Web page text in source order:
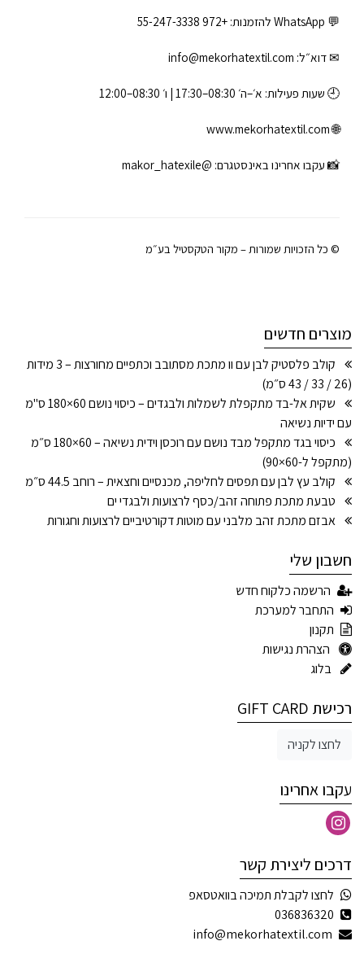
💬 WhatsApp להזמנות: +972 55-247-3338
✉ דוא״ל: info@mekorhatextil.com
🕘 שעות פעילות: א׳–ה׳ 08:30–17:30 | ו׳ 08:30–12:00
🌐
www.mekorhatextil.com
📸 עקבו אחרינו באינסטגרם: @makor_hatexile
© כל הזכויות שמורות – מקור הטקסטיל בע״מ
מוצרים חדשים
קולב פלסטיק לבן עם וו מתכת מסתובב וכתפיים מחורצות – 3 מידות
(26 / 33 / 43 ס״מ)
שקית אל-בד מתקפלת לשמלות ולבגדים – כיסוי נושם 60×180 ס"מ
עם ידיות נשיאה
כיסוי בגד מתקפל מבד נושם עם רוכסן וידית נשיאה – 60×180 ס״מ
(מתקפל ל-60×90)
קולב עץ לבן עם תפסים לחליפה, מכנסיים וחצאית – רוחב 44.5 ס״מ
טבעת מתכת פתוחה זהב/כסף לרצועות ולבגדי ים
אבזם מתכת זהב מלבני עם מוטות דקורטיביים לרצועות וחגורות
חשבון שלי
הרשמה כלקוח חדש
התחבר למערכת
תקנון
הצהרת נגישות
בלוג
רכישת GIFT CARD
לחצו לקניה
עקבו אחרינו
דרכים ליצירת קשר
לחצו לקבלת תמיכה בוואטסאפ
036836320
info@mekorhatextil.com